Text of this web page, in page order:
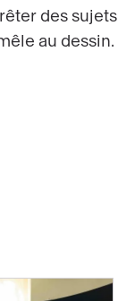
des
au dessin.